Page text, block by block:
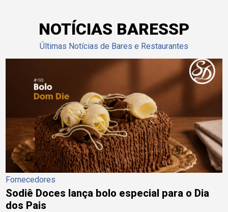
NOTÍCIAS BARESSP
Últimas Notícias de Bares e Restaurantes
Fornecedores
Sodiê Doces lança bolo especial para o Dia
dos Pais